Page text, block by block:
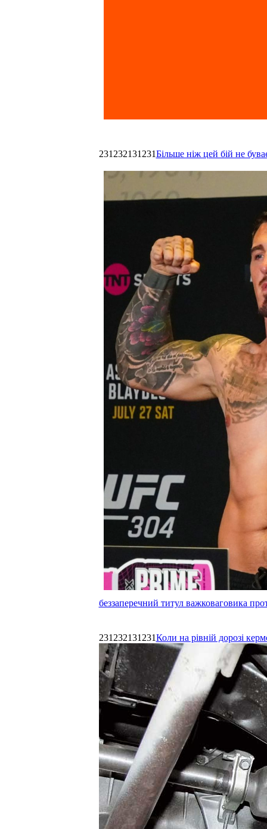
231232131231Більше ніж цей бій не
беззаперечний титул важковаговика
231232131231Коли на рівній дорозі